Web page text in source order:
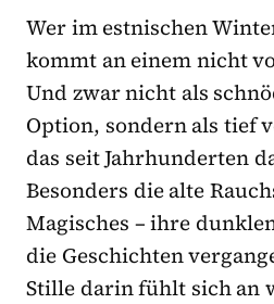
Wer im estnischen
kommt an einem nicht
Und zwar nicht als
Option, sondern als tief
das seit Jahrhunderten
Besonders die alte
Magisches – ihre
die Geschichten
Stille darin fühlt sich an